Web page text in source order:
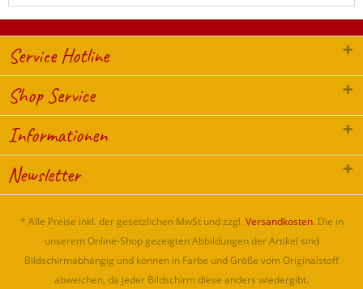
Service Hotline
Shop Service
Informationen
Newsletter
* Alle Preise inkl. der gesetzlichen MwSt und zzgl. Versandkosten. Die in
unserem Online-Shop gezeigten Abbildungen der Artikel sind
Bildschirmabhängig und können in Farbe und Größe vom Originalstoff
abweichen, da jeder Bildschirm diese anders wiedergibt.